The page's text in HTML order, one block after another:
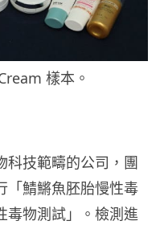
樣本。
科技範疇的公司，團
「鯖鱂魚胚胎慢性毒
毒物測試」。檢測進